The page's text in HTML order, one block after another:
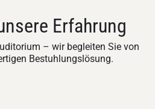
Erfahrung
– wir begleiten Sie von
Bestuhlungslösung.